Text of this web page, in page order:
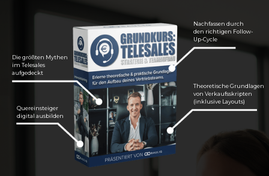
Die größten Mythen
im Telesales
aufgedeckt
Theoretische Grundlagen
von Verkaufsskripten
(inklusive Layouts)
Nachfassen durch
den richtigen Follow-
Up-Cycle
Quereinsteiger
digital ausbilden